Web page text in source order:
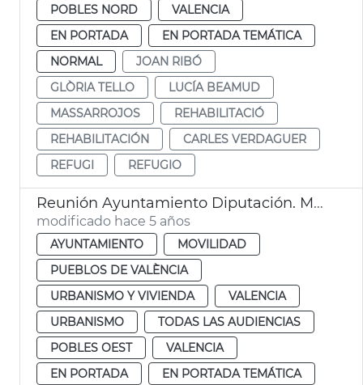
POBLES NORD
VALENCIA
EN PORTADA
EN PORTADA TEMÁTICA
NORMAL
JOAN RIBÓ
GLÒRIA TELLO
LUCÍA BEAMUD
MASSARROJOS
REHABILITACIÓ
REHABILITACIÓN
CARLES VERDAGUER
REFUGI
REFUGIO
Reunión Ayuntamiento Diputación. Massarrojos y Benifaraig
modificado hace 5 años
AYUNTAMIENTO
MOVILIDAD
PUEBLOS DE VALÈNCIA
URBANISMO Y VIVIENDA
VALENCIA
URBANISMO
TODAS LAS AUDIENCIAS
POBLES OEST
VALENCIA
EN PORTADA
EN PORTADA TEMÁTICA